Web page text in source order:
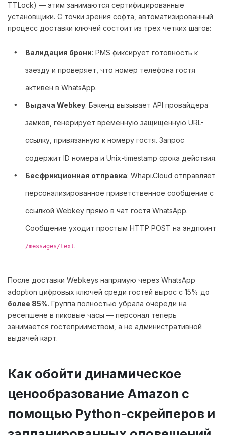
TTLock) — этим занимаются сертифицированные
установщики. С точки зрения софта, автоматизированный
процесс доставки ключей состоит из трех четких шагов:
Валидация брони: PMS фиксирует готовность к
заезду и проверяет, что номер телефона гостя
активен в WhatsApp.
Выдача Webkey: Бэкенд вызывает API провайдера
замков, генерирует временную защищенную URL-
ссылку, привязанную к номеру гостя. Запрос
содержит ID номера и Unix-timestamp срока действия.
Бесфрикционная отправка: Whapi.Cloud отправляет
персонализированное приветственное сообщение с
ссылкой Webkey прямо в чат гостя WhatsApp.
Сообщение уходит простым HTTP POST на эндпоинт
/messages/text.
После доставки Webkeys напрямую через WhatsApp
adoption цифровых ключей среди гостей вырос с 15% до
более 85%. Группа полностью убрала очереди на
ресепшене в пиковые часы — персонал теперь
занимается гостеприимством, а не административной
выдачей карт.
Как обойти динамическое
ценообразование Amazon с
помощью Python-скрейперов и